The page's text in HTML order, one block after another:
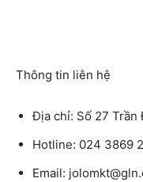
Thông tin liên hệ
Địa chỉ: Số 27 Trần
Hotline: 024 3869
Email: